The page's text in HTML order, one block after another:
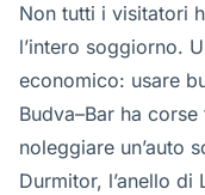
Non tutti i visitatori
l’intero soggiorno.
economico: usare
Budva–Bar ha
noleggiare un’auto
Durmitor, l’anello